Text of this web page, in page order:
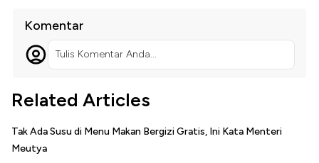
Komentar
Tulis Komentar Anda...
Related Articles
Tak Ada Susu di Menu Makan Bergizi Gratis, Ini Kata Menteri
Meutya